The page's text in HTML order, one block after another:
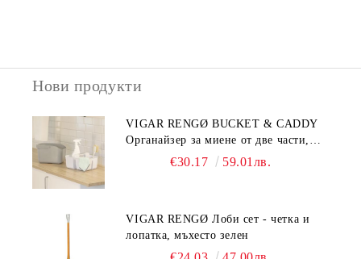
Нови продукти
VIGAR RENGØ BUCKET & CADDY
Органайзер за миене от две части,
€30.17 59.01лв.
VIGAR RENGØ Лоби сет - четка и
лопатка, мъхесто зелен